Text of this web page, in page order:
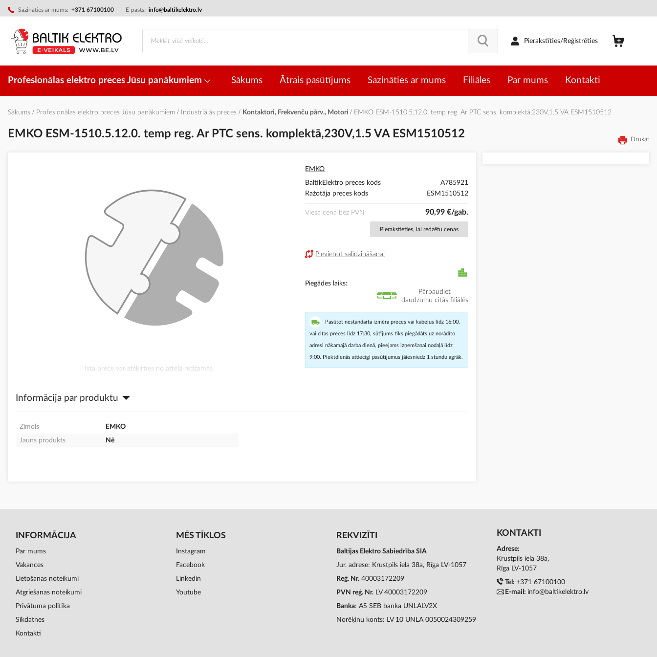
Sazināties ar mums: +371 67100100 E-pasts: info@baltikelektro.lv
Skip
to
Content
Pierakstīties/Reģistrēties
Profesionālas elektro preces Jūsu panākumiem Sākums Ātrais pasūtījums Sazināties ar mums Filiāles Par mums Kontakti
Sākums Profesionālas elektro preces Jūsu panākumiem Industriālās preces Kontaktori, Frekvenču pārv., Motori EMKO ESM-1510.5.12.0. temp reg. Ar PTC sens. komplektā,230V,1.5 VA ESM1510512
EMKO ESM-1510.5.12.0. temp reg. Ar PTC sens. komplektā,230V,1.5 VA ESM1510512 Drukāt
sākumu
Īsta prece var atšķirties no attēlā redzamās
EMKO
BaltikElektro preces kods
A785921
Ražotāja preces kods
ESM1510512
Viesa cena bez PVN 90,99 €/gab.
Pierakstieties, lai redzētu cenas
Pievienot salīdzināšanai
Piegādes laiks
Pārbaudiet
daudzumu citās filiālēs
Pasūtot nestandarta izmēra preces vai kabeļus līdz 16:00,
vai citas preces līdz 17:30, sūtījums tiks piegādāts uz norādīto
adresi nākamajā darba dienā, pieejams izņemšanai nodaļā līdz
9:00. Piektdienās attiecīgi pasūtījumus jāiesniedz 1 stundu agrāk.
Informācija par produktu
Zīmols
EMKO
Jauns produkts
Nē
INFORMĀCIJA
Par mums
Vakances
Lietošanas noteikumi
Atgriešanas noteikumi
Privātuma politika
Sīkdatnes
Kontakti
MĒS TĪKLOS
Instagram
Facebook
Linkedin
Youtube
REKVIZĪTI
Baltijas Elektro Sabiedrība SIA
Jur. adrese: Krustpils iela 38a, Rīga LV-1057
Reģ. Nr. 40003172209
PVN reģ. Nr. LV 40003172209
Banka: AS SEB banka UNLALV2X
Norēķinu konts: LV 10 UNLA 0050024309259
KONTAKTI
Adrese:
Krustpils iela 38a,
Rīga LV-1057
Tel: +371 67100100
E-mail: info@baltikelektro.lv